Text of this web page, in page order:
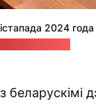
2024
беларускімі